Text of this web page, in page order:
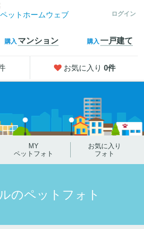
ログイン
購入 マンション 購入 一戸建て
お気に入り 0件
MY
ペットフォト
お気に入り
フォト
のペットフォト